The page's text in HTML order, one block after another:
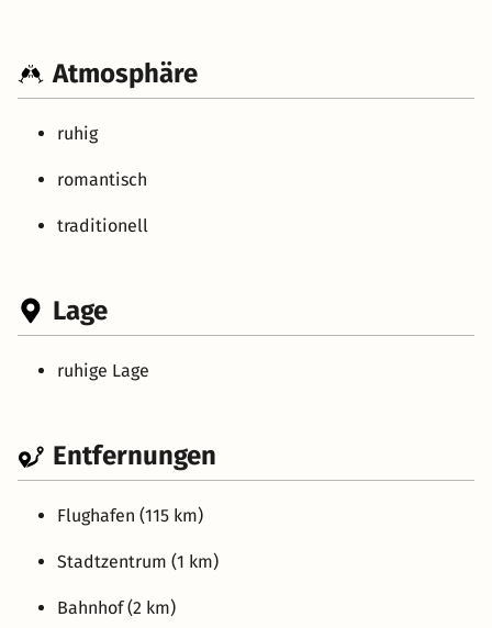
Atmosphäre
ruhig
romantisch
traditionell
Lage
ruhige Lage
Entfernungen
Flughafen (115 km)
Stadtzentrum (1 km)
Bahnhof (2 km)